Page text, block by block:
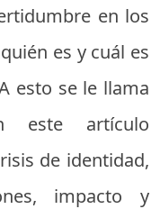
en los
es y cuál es
esto se le llama
este artículo
de identidad,
impacto y